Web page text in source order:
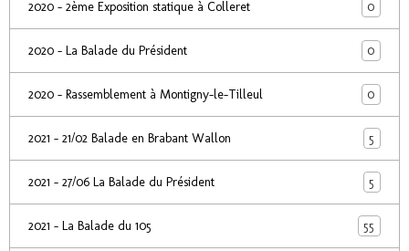
2020 - 2ème Exposition statique à Colleret 0
2020 - La Balade du Président 0
2020 - Rassemblement à Montigny-le-Tilleul 0
2021 - 21/02 Balade en Brabant Wallon 5
2021 - 27/06 La Balade du Président 5
2021 - La Balade du 105 55